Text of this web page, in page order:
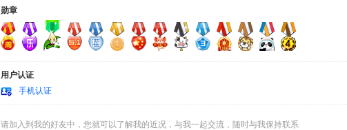
勋章
用户认证
手机认证
请加入到我的好友中，您就可以了解我的近况，与我一起交流，随时与我保持联系